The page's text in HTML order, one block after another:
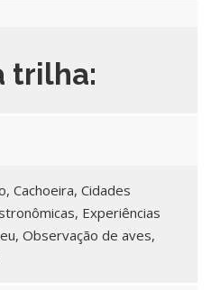
trilha:
Cachoeira, Cidades
Experiências
Observação de aves,